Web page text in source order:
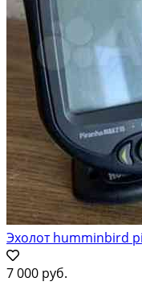
Эхолот humminbird
7 000 руб.